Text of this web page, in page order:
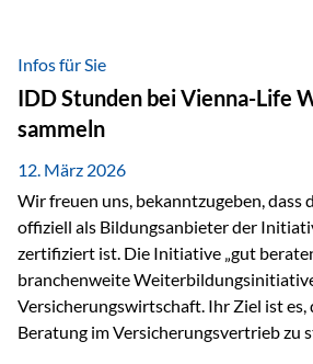
Vermögensschutz strategisch
Warum klassische Nachfolgeplanung
Vermögen werden erst im Todesfall
Problemen führen: Hohe
zwischen Erben Liquiditätsprobleme
Infos für Sie
IDD Stunden bei Vienna-Life
sammeln
12. März 2026
Wir freuen uns, bekanntzugeben, dass
offiziell als Bildungsanbieter der
zertifiziert ist. Die Initiative „gut
branchenweite
Versicherungswirtschaft. Ihr Ziel ist
Beratung im Versicherungsvertrieb zu